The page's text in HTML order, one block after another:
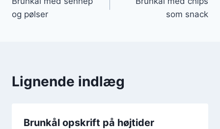
og pølser
som snack
Lignende indlæg
Brunkål opskrift på højtider